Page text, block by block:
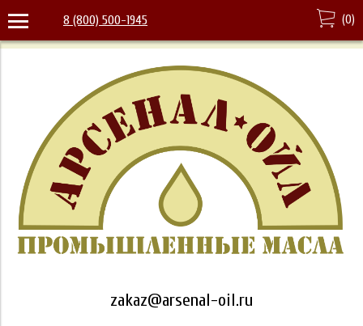
8 (800) 500-1945 (0)
zakaz@arsenal-oil.ru